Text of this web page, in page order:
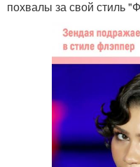
похвалы за свой стиль